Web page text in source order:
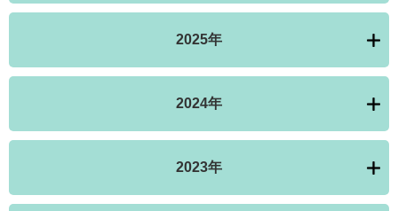
2025年
2024年
2023年